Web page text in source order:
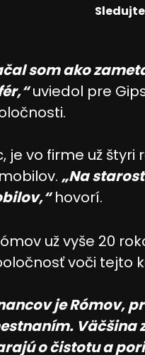
som ako
uviedol pre
vo firme už štyri
„Na
hovorí.
už vyše 20
voči tejto
je Rómov,
Väčšina
o čistotu a